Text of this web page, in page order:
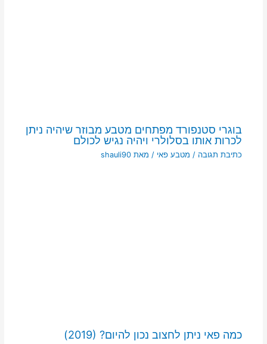
בוגרי סטנפורד מפתחים מטבע מבוזר שיהיה ניתן
לכרות אותו בסלולרי ויהיה נגיש לכולם
כתיבת תגובה / מטבע פאי / מאת shauli90
כמה פאי ניתן לחצוב נכון להיום? (2019)